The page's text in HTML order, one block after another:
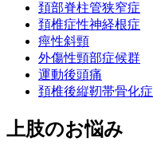
頚部脊柱管狭窄症
頚椎症性神経根症
痙性斜頸
外傷性頸部症候群
運動後頭痛
頚椎後縦靭帯骨化症
上肢のお悩み